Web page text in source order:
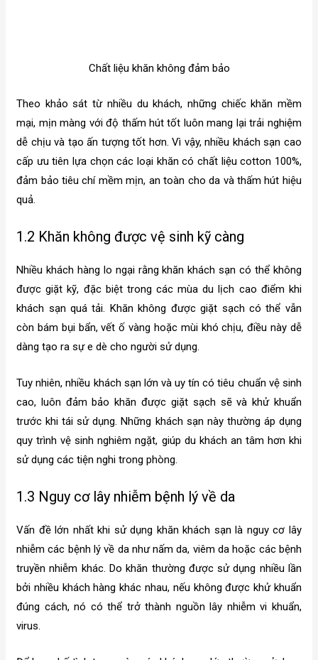
Chất liệu khăn không đảm bảo
Theo khảo sát từ nhiều du khách, những chiếc khăn mềm
mại, mịn màng với độ thấm hút tốt luôn mang lại trải nghiệm
dễ chịu và tạo ấn tượng tốt hơn. Vì vậy, nhiều khách sạn cao
cấp ưu tiên lựa chọn các loại khăn có chất liệu cotton 100%,
đảm bảo tiêu chí mềm mịn, an toàn cho da và thấm hút hiệu
quả.
1.2 Khăn không được vệ sinh kỹ càng
Nhiều khách hàng lo ngại rằng khăn khách sạn có thể không
được giặt kỹ, đặc biệt trong các mùa du lịch cao điểm khi
khách sạn quá tải. Khăn không được giặt sạch có thể vẫn
còn bám bụi bẩn, vết ố vàng hoặc mùi khó chịu, điều này dễ
dàng tạo ra sự e dè cho người sử dụng.
Tuy nhiên, nhiều khách sạn lớn và uy tín có tiêu chuẩn vệ sinh
cao, luôn đảm bảo khăn được giặt sạch sẽ và khử khuẩn
trước khi tái sử dụng. Những khách sạn này thường áp dụng
quy trình vệ sinh nghiêm ngặt, giúp du khách an tâm hơn khi
sử dụng các tiện nghi trong phòng.
1.3 Nguy cơ lây nhiễm bệnh lý về da
Vấn đề lớn nhất khi sử dụng khăn khách sạn là nguy cơ lây
nhiễm các bệnh lý về da như nấm da, viêm da hoặc các bệnh
truyền nhiễm khác. Do khăn thường được sử dụng nhiều lần
bởi nhiều khách hàng khác nhau, nếu không được khử khuẩn
đúng cách, nó có thể trở thành nguồn lây nhiễm vi khuẩn,
virus.